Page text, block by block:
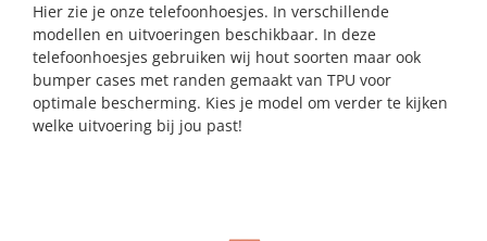
Hier zie je onze telefoonhoesjes. In verschillende
modellen en uitvoeringen beschikbaar. In deze
telefoonhoesjes gebruiken wij hout soorten maar ook
bumper cases met randen gemaakt van TPU voor
optimale bescherming. Kies je model om verder te kijken
welke uitvoering bij jou past!